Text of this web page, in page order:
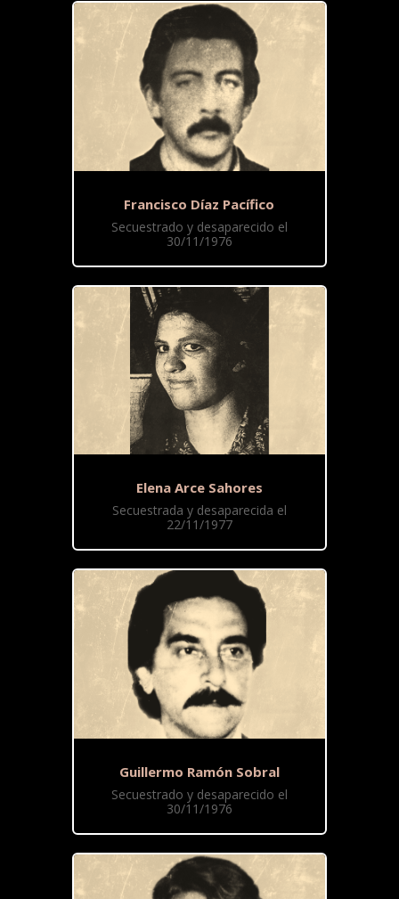
Francisco Díaz Pacífico
Secuestrado y desaparecido el
30/11/1976
Elena Arce Sahores
Secuestrada y desaparecida el
22/11/1977
Guillermo Ramón Sobral
Secuestrado y desaparecido el
30/11/1976